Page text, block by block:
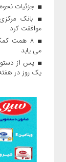
جزئیات
موافقت کرد
۸ همت
می یابد
پس از
یک روز در